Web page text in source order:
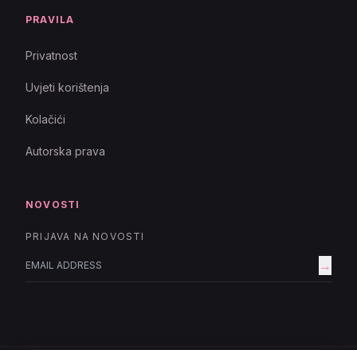
PRAVILA
Privatnost
Uvjeti korištenja
Kolačići
Autorska prava
NOVOSTI
PRIJAVA NA NOVOSTI
→